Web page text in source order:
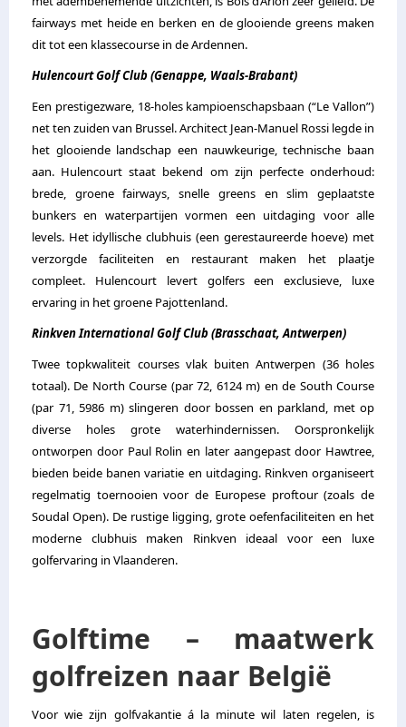
fairways met heide en berken en de glooiende greens maken
dit tot een klassecourse in de Ardennen.
Hulencourt Golf Club (Genappe, Waals-Brabant)
Een prestigezware, 18-holes kampioenschapsbaan (“Le Vallon”)
net ten zuiden van Brussel. Architect Jean-Manuel Rossi legde in
het glooiende landschap een nauwkeurige, technische baan
aan. Hulencourt staat bekend om zijn perfecte onderhoud:
brede, groene fairways, snelle greens en slim geplaatste
bunkers en waterpartijen vormen een uitdaging voor alle
levels. Het idyllische clubhuis (een gerestaureerde hoeve) met
verzorgde faciliteiten en restaurant maken het plaatje
compleet. Hulencourt levert golfers een exclusieve, luxe
ervaring in het groene Pajottenland.
Rinkven International Golf Club (Brasschaat, Antwerpen)
Twee topkwaliteit courses vlak buiten Antwerpen (36 holes
totaal). De North Course (par 72, 6124 m) en de South Course
(par 71, 5986 m) slingeren door bossen en parkland, met op
diverse holes grote waterhindernissen. Oorspronkelijk
ontworpen door Paul Rolin en later aangepast door Hawtree,
bieden beide banen variatie en uitdaging. Rinkven organiseert
regelmatig toernooien voor de Europese proftour (zoals de
Soudal Open). De rustige ligging, grote oefenfaciliteiten en het
moderne clubhuis maken Rinkven ideaal voor een luxe
golfervaring in Vlaanderen.
Golftime – maatwerk
golfreizen naar België
Voor wie zijn golfvakantie á la minute wil laten regelen, is